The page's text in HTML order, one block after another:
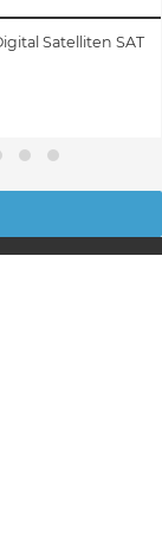
Satelliten SAT